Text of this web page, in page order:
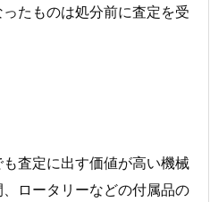
たものは処分前に査定を受
査定に出す価値が高い機械
ロータリーなどの付属品の